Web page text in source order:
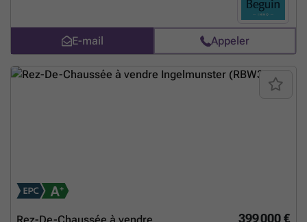
E-mail Appeler
399 000 €